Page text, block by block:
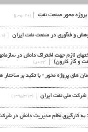
پروژه محور صنعت نفت (۲۰ بهمن)
و فنآوری در صنعت نفت ايران (۷ بهمن)
لازم جهت اشتراک دانش در
و گاز کارون)
(۲۳ دی)
های پروژه محور - با تکید بر
شرکت ملی نفت ایران (۱۳۹۵/۳/۱۳)
کارگیری نظام مدیریت دانش در